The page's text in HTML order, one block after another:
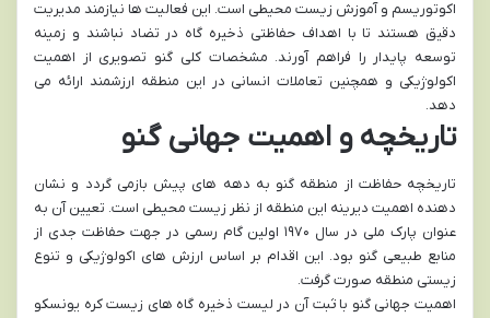
اکوتوریسم و آموزش زیست محیطی است. این فعالیت ها نیازمند مدیریت
دقیق هستند تا با اهداف حفاظتی ذخیره گاه در تضاد نباشند و زمینه
توسعه پایدار را فراهم آورند. مشخصات کلی گنو تصویری از اهمیت
اکولوژیکی و همچنین تعاملات انسانی در این منطقه ارزشمند ارائه می
دهد.
تاریخچه و اهمیت جهانی گنو
تاریخچه حفاظت از منطقه گنو به دهه های پیش بازمی گردد و نشان
دهنده اهمیت دیرینه این منطقه از نظر زیست محیطی است. تعیین آن به
عنوان پارک ملی در سال ۱۹۷۰ اولین گام رسمی در جهت حفاظت جدی از
منابع طبیعی گنو بود. این اقدام بر اساس ارزش های اکولوژیکی و تنوع
زیستی منطقه صورت گرفت.
اهمیت جهانی گنو با ثبت آن در لیست ذخیره گاه های زیست کره یونسکو